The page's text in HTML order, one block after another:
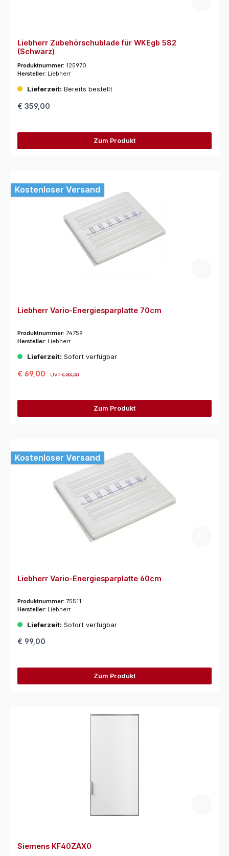
Liebherr Zubehörschublade für WKEgb 582
(Schwarz)
Produktnummer: 125970
Hersteller: Liebherr
Lieferzeit: Bereits bestellt
€ 359,00
Zum Produkt
Kostenloser Versand
Liebherr Vario-Energiesparplatte 70cm
Produktnummer: 74759
Hersteller: Liebherr
Lieferzeit: Sofort verfügbar
€ 69,00 UVP€ 83,00
Zum Produkt
Kostenloser Versand
Liebherr Vario-Energiesparplatte 60cm
Produktnummer: 75511
Hersteller: Liebherr
Lieferzeit: Sofort verfügbar
€ 99,00
Zum Produkt
Siemens KF40ZAX0